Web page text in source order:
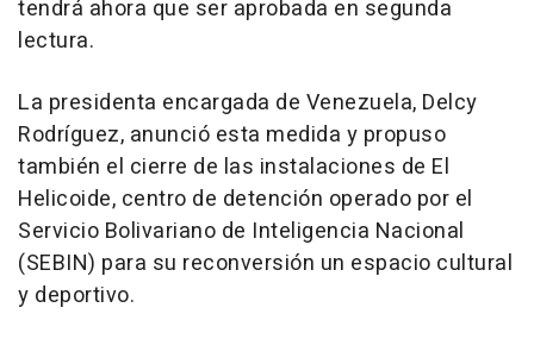
tendrá ahora que ser aprobada en segunda
lectura.
La presidenta encargada de Venezuela, Delcy
Rodríguez, anunció esta medida y propuso
también el cierre de las instalaciones de El
Helicoide, centro de detención operado por el
Servicio Bolivariano de Inteligencia Nacional
(SEBIN) para su reconversión un espacio cultural
y deportivo.